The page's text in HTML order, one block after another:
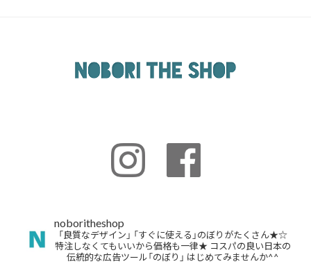
noboritheshop
「良質なデザイン」 「すぐに使える」のぼりがたくさん★☆
特注しなくてもいいから価格も一律★ コスパの良い日本の
伝統的な広告ツール「のぼり」 はじめてみませんか^^